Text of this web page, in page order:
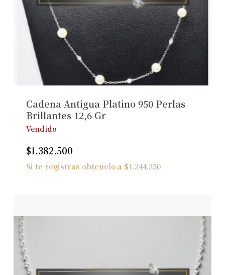
Cadena Antigua Platino 950 Perlas
Brillantes 12,6 Gr
Vendido
$1.382.500
Si te registras obtenelo a $1.244.250